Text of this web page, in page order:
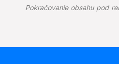
Pokračovanie obsahu pod